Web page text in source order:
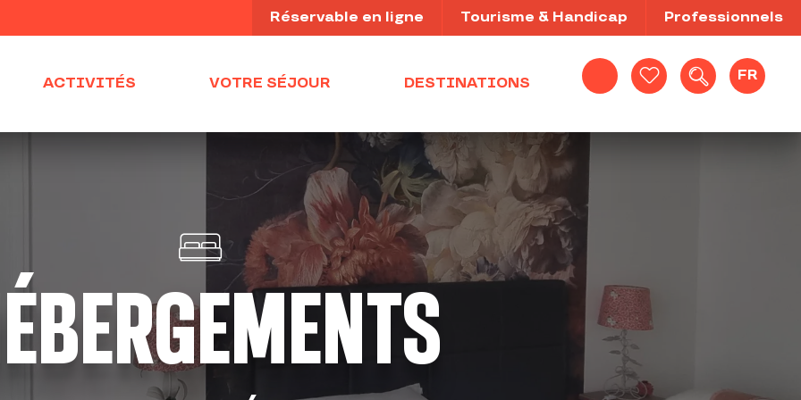
Recherche
FR
Réservable en ligne Tourisme & Handicap Professionnels
ACTIVITÉS VOTRE SÉJOUR DESTINATIONS